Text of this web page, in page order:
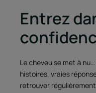
Entrez
Le cheveu se met à
histoires, vraies
retrouver